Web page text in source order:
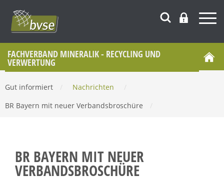
FACHVERBAND MINERALIK - RECYCLING UND
VERWERTUNG
Gut informiert Nachrichten
BR Bayern mit neuer Verbandsbroschüre
BR BAYERN MIT NEUER
VERBANDSBROSCHÜRE